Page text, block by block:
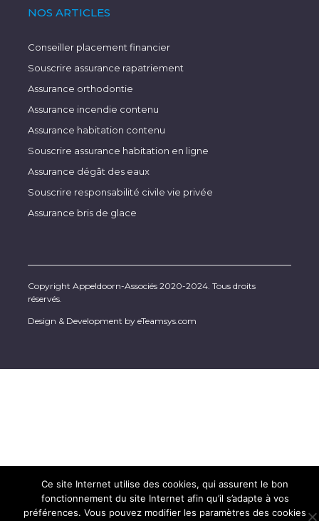
NOS ARTICLES
Conseiller placement financier
Souscrire assurance rapatriement
Assurance orthodontie
Assurance incendie contenu
Assurance habitation contenu
Souscrire assurance habitation en ligne
Assurance dégât des eaux
Souscrire responsabilité civile vie privée
Assurance bris de glace
Copyright Appeldoorn-Associés 2020-2024. Tous droits
réservés.
Design & Development by eTeamsys.com
Ce site Internet utilise des cookies, qui assurent le bon
fonctionnement du site Internet afin qu’il s’adapte à vos
préférences. Vous pouvez modifier les paramètres des cookies